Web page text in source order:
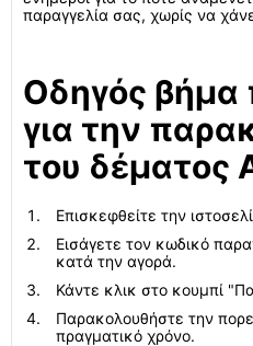
παραγγελία σας, χωρίς να
Οδηγός βήμα
για την
του δέματος
Επισκεφθείτε την
Εισάγετε τον κωδικό
κατά την αγορά.
Κάντε κλικ στο κουμπί
Παρακολουθήστε την
πραγματικό χρόνο.